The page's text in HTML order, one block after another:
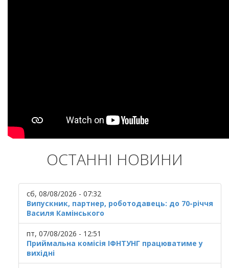
ОСТАННІ НОВИНИ
сб, 08/08/2026 - 07:32
Випускник, партнер, роботодавець: до 70-річчя
Василя Камінського
пт, 07/08/2026 - 12:51
Приймальна комісія ІФНТУНГ працюватиме у
вихідні